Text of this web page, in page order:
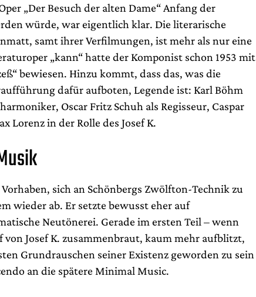
„Der Besuch der alten Dame“ Anfang der
würde, war eigentlich klar. Die literarische
samt ihrer Verfilmungen, ist mehr als nur eine
„kann“ hatte der Komponist schon 1953 mit
bewiesen. Hinzu kommt, dass das, was die
dafür aufboten, Legende ist: Karl Böhm
Oscar Fritz Schuh als Regisseur, Caspar
Lorenz in der Rolle des Josef K.
sich an Schönbergs Zwölfton-Technik zu
wieder ab. Er setzte bewusst eher auf
Neutönerei. Gerade im ersten Teil – wenn
von Josef K. zusammenbraut, kaum mehr aufblitzt,
Grundrauschen seiner Existenz geworden zu sein
an die spätere Minimal Music.